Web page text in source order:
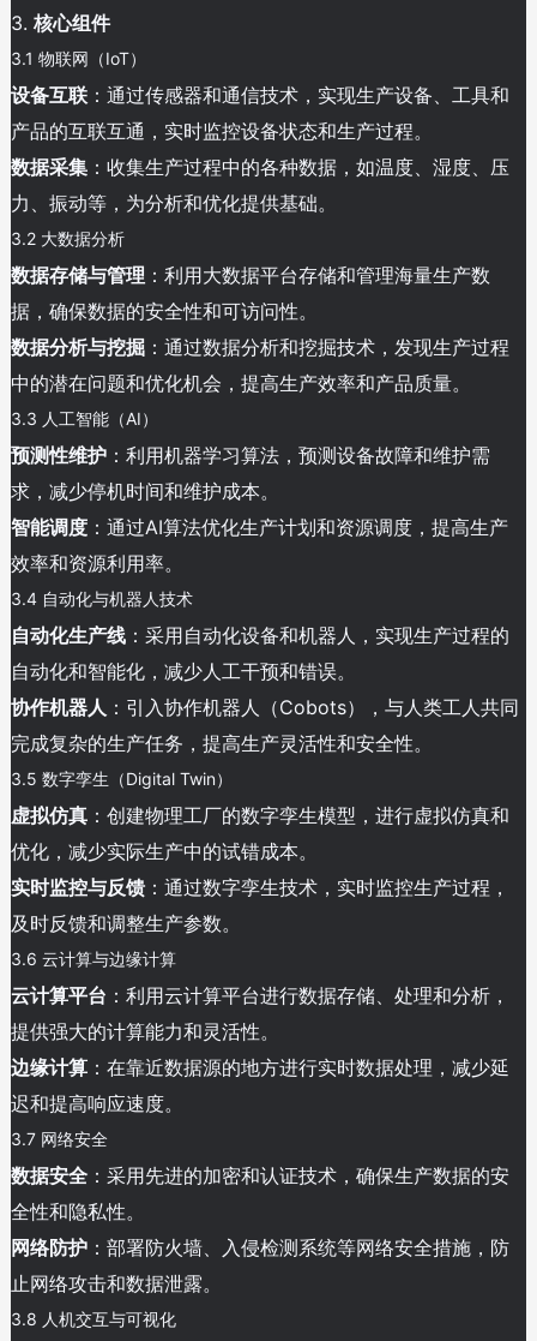
3. 核心组件
3.1 物联网（IoT）
设备互联：通过传感器和通信技术，实现生产设备、工具和
产品的互联互通，实时监控设备状态和生产过程。
数据采集：收集生产过程中的各种数据，如温度、湿度、压
力、振动等，为分析和优化提供基础。
3.2 大数据分析
数据存储与管理 ：利用大数据平台存储和管理海量生产数
据，确保数据的安全性和可访问性。
数据分析与挖掘：通过数据分析和挖掘技术，发现生产过程
中的潜在问题和优化机会，提高生产效率和产品质量。
3.3 人工智能（AI）
预测性维护：利用机器学习算法，预测设备故障和维护需
求，减少停机时间和维护成本。
智能调度：通过AI算法优化生产计划和资源调度，提高生产
效率和资源利用率。
3.4 自动化与机器人技术
自动化生产线：采用自动化设备和机器人，实现生产过程的
自动化和智能化，减少人工干预和错误。
协作机器人 ：引入协作机器人（Cobots），与人类工人共同
完成复杂的生产任务，提高生产灵活性和安全性。
3.5 数字孪生（Digital Twin）
虚拟仿真：创建物理工厂的数字孪生模型，进行虚拟仿真和
优化，减少实际生产中的试错成本。
实时监控与反馈：通过数字孪生技术，实时监控生产过程，
及时反馈和调整生产参数。
3.6 云计算与边缘计算
云计算平台 ：利用云计算平台进行数据存储、处理和分析，
提供强大的计算能力和灵活性。
边缘计算：在靠近数据源的地方进行实时数据处理，减少延
迟和提高响应速度。
3.7 网络安全
数据安全：采用先进的加密和认证技术，确保生产数据的安
全性和隐私性。
网络防护：部署防火墙、入侵检测系统等网络安全措施，防
止网络攻击和数据泄露。
3.8 人机交互与可视化